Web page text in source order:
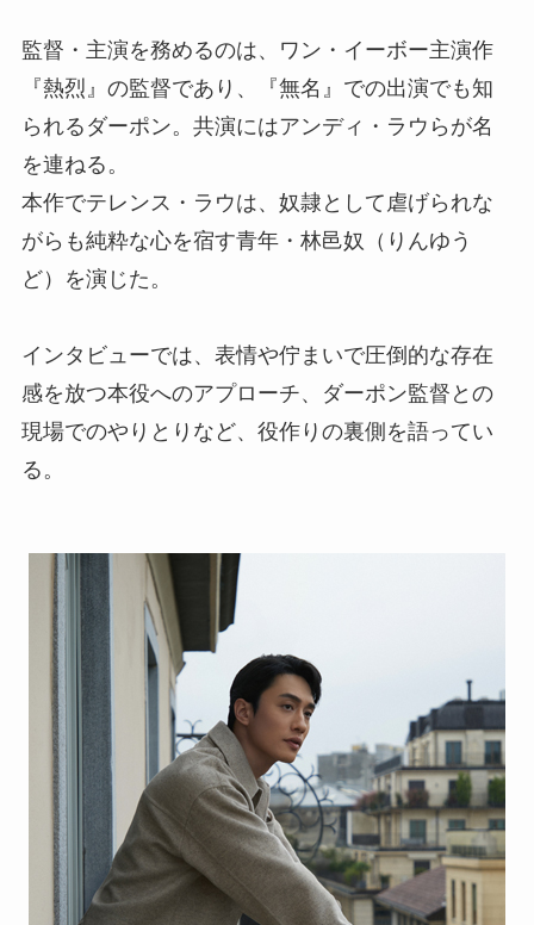
監督・主演を務めるのは、ワン・イーボー主演作
『熱烈』の監督であり、『無名』での出演でも知
られるダーポン。共演にはアンディ・ラウらが名
を連ねる。
本作でテレンス・ラウは、奴隷として虐げられな
がらも純粋な心を宿す青年・林邑奴（りんゆう
ど）を演じた。
インタビューでは、表情や佇まいで圧倒的な存在
感を放つ本役へのアプローチ、ダーポン監督との
現場でのやりとりなど、役作りの裏側を語ってい
る。